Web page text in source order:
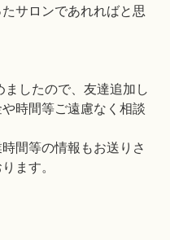
サロンであれればと思
ましたので、友達追加し
時間等ご遠慮なく相談
間等の情報もお送りさ
ます。